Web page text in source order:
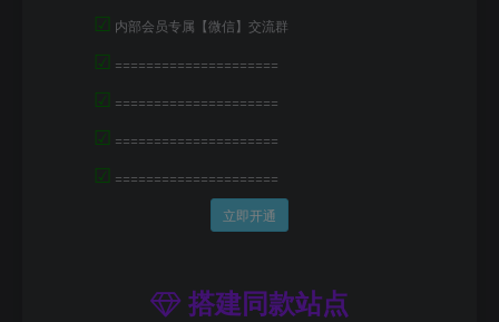
☑ 内部会员专属【微信】交流群
☑ =====================
☑ =====================
☑ =====================
☑ =====================
立即开通
搭建同款站点